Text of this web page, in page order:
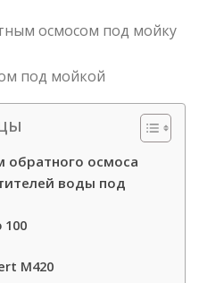
под мойкой
обратного осмоса
воды под
M420